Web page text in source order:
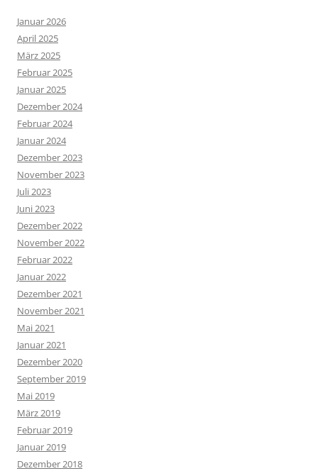
Januar 2026
April 2025
März 2025
Februar 2025
Januar 2025
Dezember 2024
Februar 2024
Januar 2024
Dezember 2023
November 2023
Juli 2023
Juni 2023
Dezember 2022
November 2022
Februar 2022
Januar 2022
Dezember 2021
November 2021
Mai 2021
Januar 2021
Dezember 2020
September 2019
Mai 2019
März 2019
Februar 2019
Januar 2019
Dezember 2018